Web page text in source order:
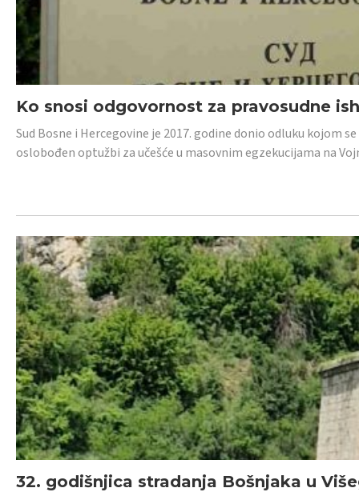
Ko snosi odgovornost za pravosudne
Sud Bosne i Hercegovine je 2017. godine donio odluku kojom
oslobođen optužbi za učešće u masovnim egzekucijama na
32. godišnjica stradanja Bošnjaka u